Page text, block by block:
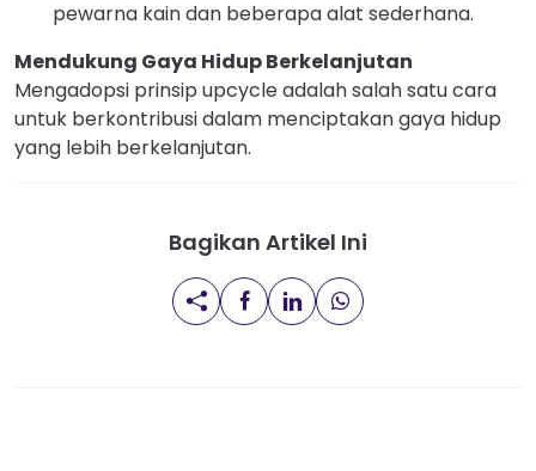
pewarna kain dan beberapa alat sederhana.
Mendukung Gaya Hidup Berkelanjutan
Mengadopsi prinsip upcycle adalah salah satu cara
untuk berkontribusi dalam menciptakan gaya hidup
yang lebih berkelanjutan.
Bagikan Artikel Ini